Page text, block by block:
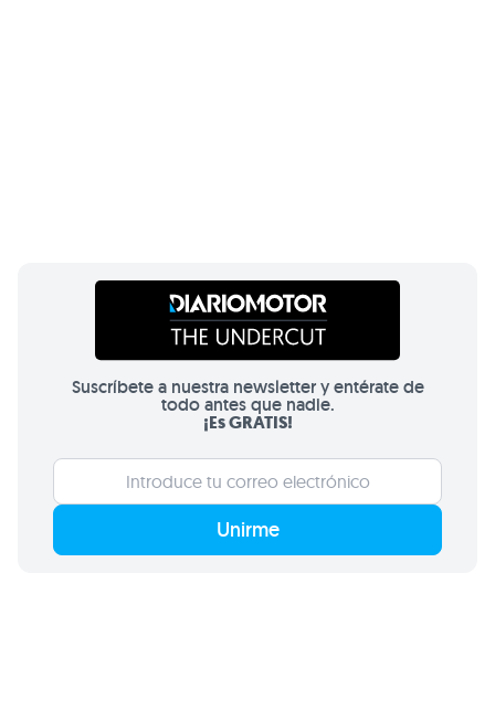
Suscríbete a nuestra newsletter y entérate de
todo antes que nadie.
¡Es GRATIS!
Unirme